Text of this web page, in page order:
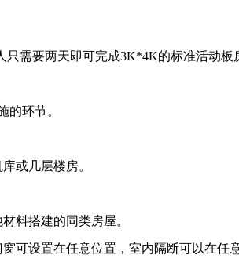
需要两天即可完成3K*4K的标准活动板
的环节。
或几层楼房。
料搭建的同类房屋。
可设置在任意位置，室内隔断可以在任